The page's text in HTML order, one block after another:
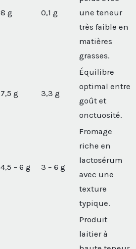
8 g 0,1 g
une teneur
très faible en
matières
grasses.
7,5 g 3,3 g
Équilibre
optimal entre
goût et
onctuosité.
4,5 – 6 g 3 – 6 g
Fromage
riche en
lactosérum
avec une
texture
typique.
Produit
laitier à